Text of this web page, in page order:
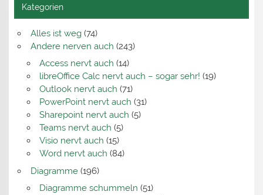
Kategorien
Alles ist weg(74)
Andere nerven auch (243)
Access nervt auch (14)
libreOffice Calc nervt auch – sogar sehr! (19)
Outlook nervt auch (71)
PowerPoint nervt auch (31)
Sharepoint nervt auch (5)
Teams nervt auch (5)
Visio nervt auch (15)
Word nervt auch (84)
Diagramme(196)
Diagramme schummeln (51)